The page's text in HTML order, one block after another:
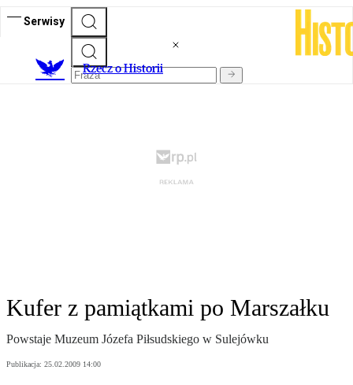
Serwisy
Rzecz o Historii
Kufer z pamiątkami po Marszałku
Powstaje Muzeum Józefa Piłsudskiego w Sulejówku
Publikacja: 25.02.2009 14:00